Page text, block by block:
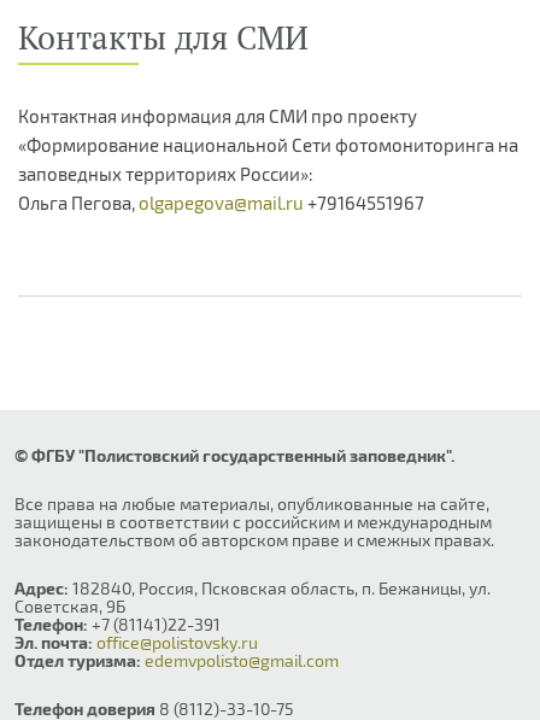
Контакты для СМИ
Контактная информация для СМИ про проекту
«Формирование национальной Сети фотомониторинга на
заповедных территориях России»:
Ольга Пегова,olgapegova@mail.ru +79164551967
© ФГБУ "Полистовский государственный заповедник".
Все права на любые материалы, опубликованные на сайте,
защищены в соответствии с российским и международным
законодательством об авторском праве и смежных правах.
Адрес: 182840, Россия, Псковская область, п. Бежаницы, ул.
Советская, 9Б
Телефон: +7 (81141)22-391
Эл. почта: office@polistovsky.ru
Отдел туризма: edemvpolisto@gmail.com
Телефон доверия 8 (8112)-33-10-75